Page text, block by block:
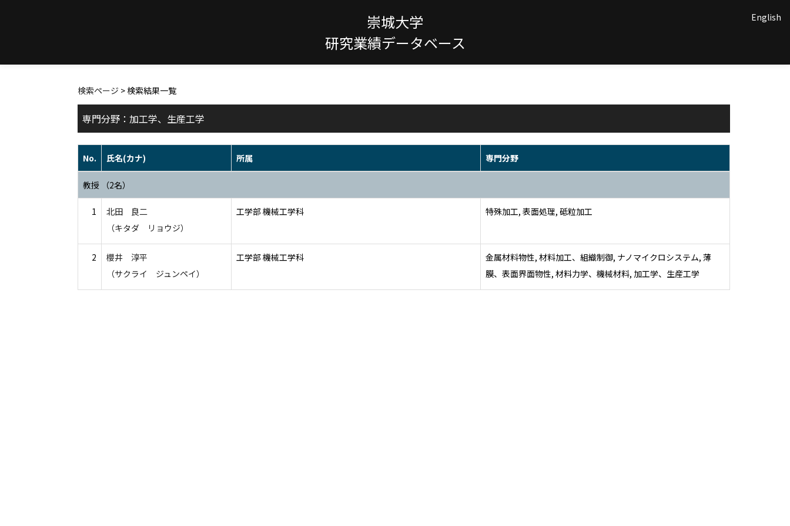
崇城大学
研究業績データベース
English
検索ページ > 検索結果一覧
専門分野：加工学、生産工学
No. 氏名(カナ) 所属 専門分野
教授 （2名）
1
北田 良二
（キタダ リョウジ）
工学部 機械工学科 特殊加工, 表面処理, 砥粒加工
2
櫻井 淳平
（サクライ ジュンペイ）
工学部 機械工学科
金属材料物性, 材料加工、組織制御, ナノマイクロシステム, 薄
膜、表面界面物性, 材料力学、機械材料, 加工学、生産工学